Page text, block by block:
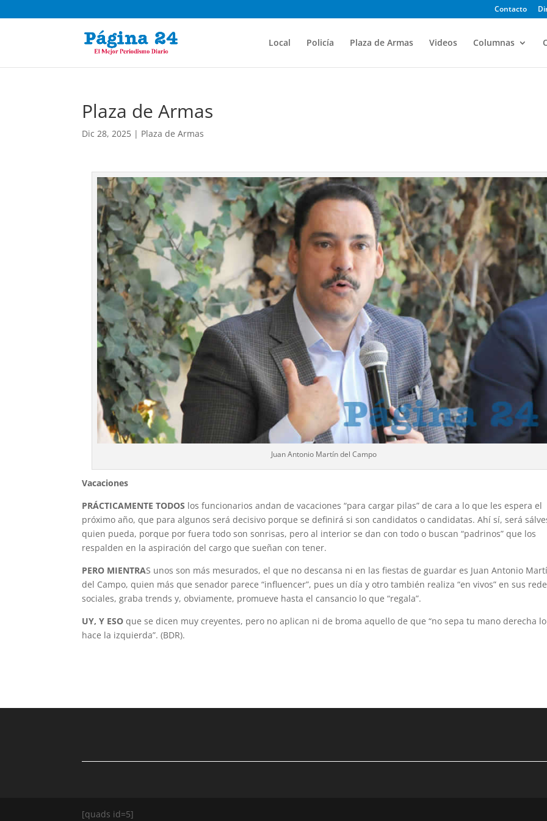
Contacto
Local Policía Plaza de Armas Videos Columnas
Plaza de Armas
Dic 28, 2025 | Plaza de Armas
Juan Antonio Martín del Campo
Vacaciones
PRÁCTICAMENTE TODOS los funcionarios andan de vacaciones “para cargar pilas” de cara a lo que les espera el
próximo año, que para algunos será decisivo porque se definirá si son candidatos o candidatas. Ahí sí, será
quien pueda, porque por fuera todo son sonrisas, pero al interior se dan con todo o buscan “padrinos” que los
respalden en la aspiración del cargo que sueñan con tener.
PERO MIENTRAS unos son más mesurados, el que no descansa ni en las fiestas de guardar es Juan Antonio
del Campo, quien más que senador parece “influencer”, pues un día y otro también realiza “en vivos” en sus
sociales, graba trends y, obviamente, promueve hasta el cansancio lo que “regala”.
UY, Y ESO que se dicen muy creyentes, pero no aplican ni de broma aquello de que “no sepa tu mano derecha
hace la izquierda”. (BDR).
[quads id=5]